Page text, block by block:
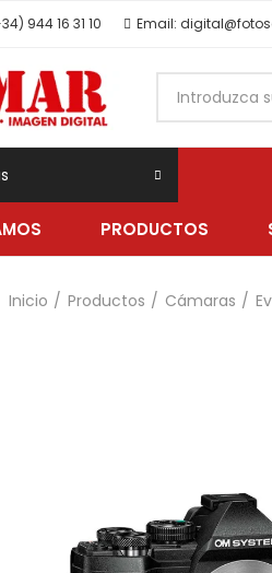
944 16 31 10 Email:
PRODUCTOS
Inicio Productos Cámaras